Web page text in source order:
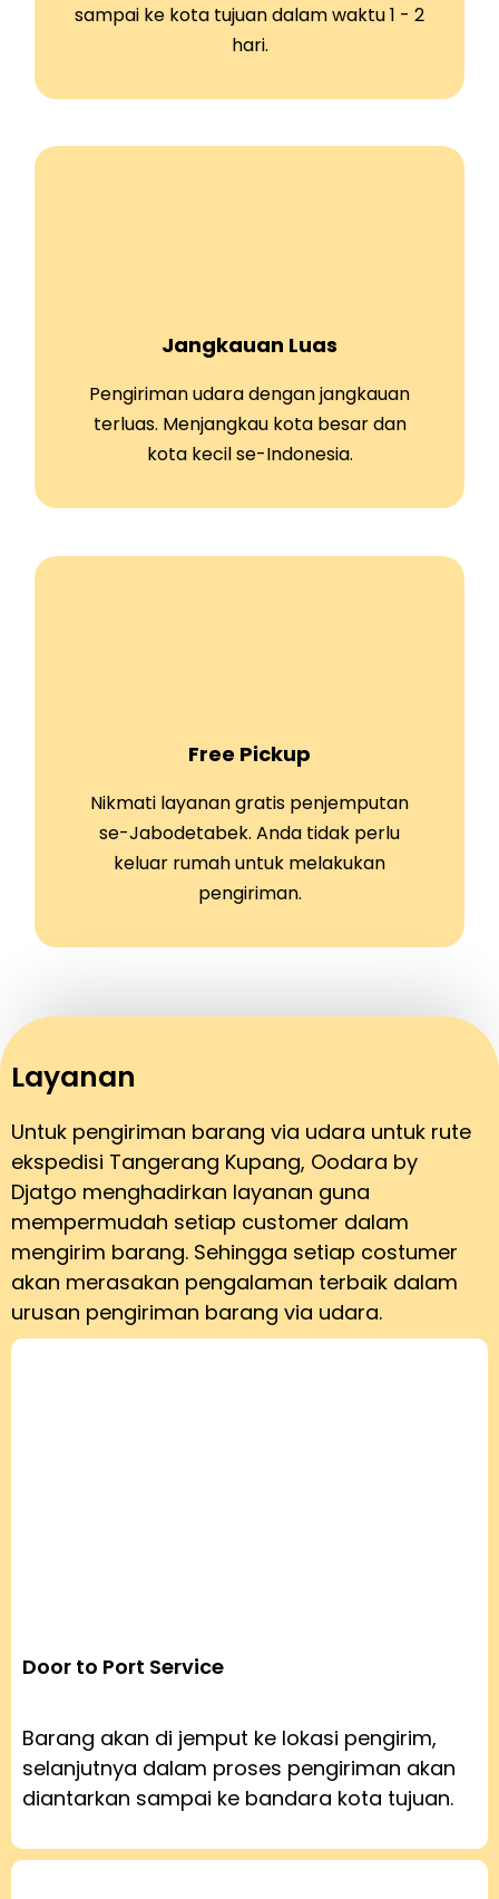
sampai ke kota tujuan dalam waktu 1 - 2
hari.
Jangkauan Luas
Pengiriman udara dengan jangkauan
terluas. Menjangkau kota besar dan
kota kecil se-Indonesia.
Free Pickup
Nikmati layanan gratis penjemputan
se-Jabodetabek. Anda tidak perlu
keluar rumah untuk melakukan
pengiriman.
Layanan
Untuk pengiriman barang via udara untuk rute
ekspedisi Tangerang Kupang, Oodara by
Djatgo menghadirkan layanan guna
mempermudah setiap customer dalam
mengirim barang. Sehingga setiap costumer
akan merasakan pengalaman terbaik dalam
urusan pengiriman barang via udara.
Door to Port Service
Barang akan di jemput ke lokasi pengirim,
selanjutnya dalam proses pengiriman akan
diantarkan sampai ke bandara kota tujuan.